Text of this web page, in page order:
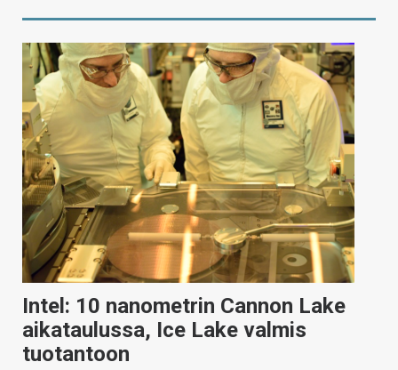
Intel: 10 nanometrin Cannon Lake
aikataulussa, Ice Lake valmis
tuotantoon